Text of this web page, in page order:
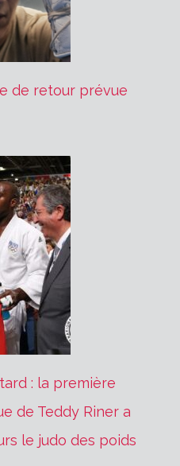
de retour prévue
: la première
de Teddy Riner a
le judo des poids